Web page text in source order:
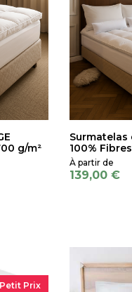
g/m²
Surmatelas
100%
139,00 €
Petit Prix